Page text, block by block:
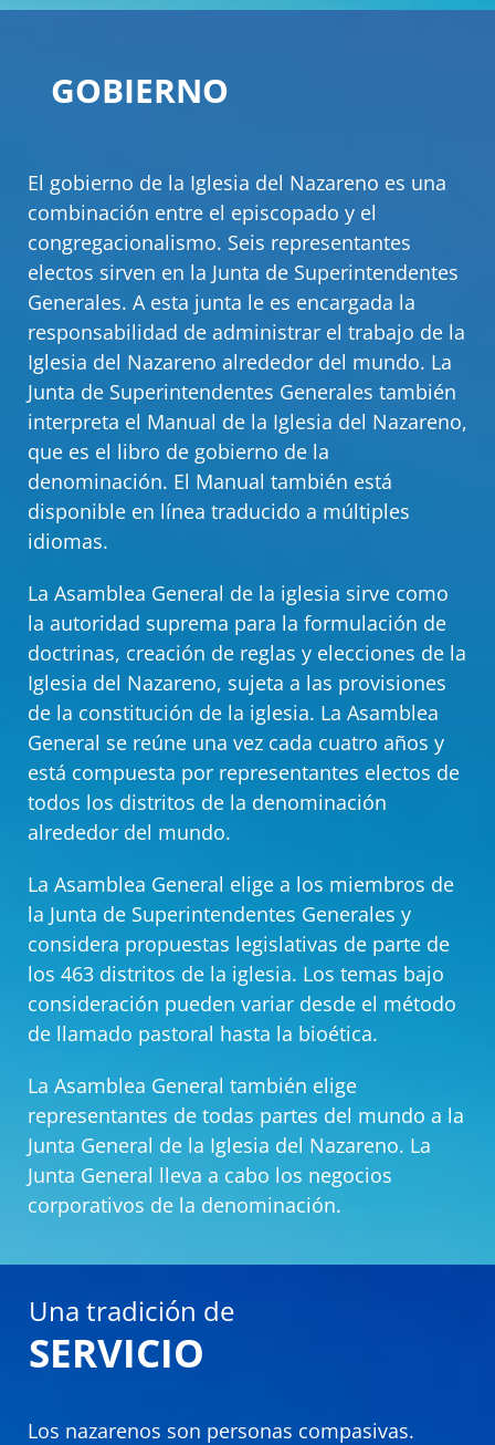
GOBIERNO
El gobierno de la Iglesia del Nazareno es una
combinación entre el episcopado y el
congregacionalismo. Seis representantes
electos sirven en la Junta de Superintendentes
Generales. A esta junta le es encargada la
responsabilidad de administrar el trabajo de la
Iglesia del Nazareno alrededor del mundo. La
Junta de Superintendentes Generales también
interpreta el Manual de la Iglesia del Nazareno,
que es el libro de gobierno de la
denominación. El Manual también está
disponible en línea traducido a múltiples
idiomas.
La Asamblea General de la iglesia sirve como
la autoridad suprema para la formulación de
doctrinas, creación de reglas y elecciones de la
Iglesia del Nazareno, sujeta a las provisiones
de la constitución de la iglesia. La Asamblea
General se reúne una vez cada cuatro años y
está compuesta por representantes electos de
todos los distritos de la denominación
alrededor del mundo.
La Asamblea General elige a los miembros de
la Junta de Superintendentes Generales y
considera propuestas legislativas de parte de
los 463 distritos de la iglesia. Los temas bajo
consideración pueden variar desde el método
de llamado pastoral hasta la bioética.
La Asamblea General también elige
representantes de todas partes del mundo a la
Junta General de la Iglesia del Nazareno. La
Junta General lleva a cabo los negocios
corporativos de la denominación.
Una tradición de
SERVICIO
Los nazarenos son personas compasivas.